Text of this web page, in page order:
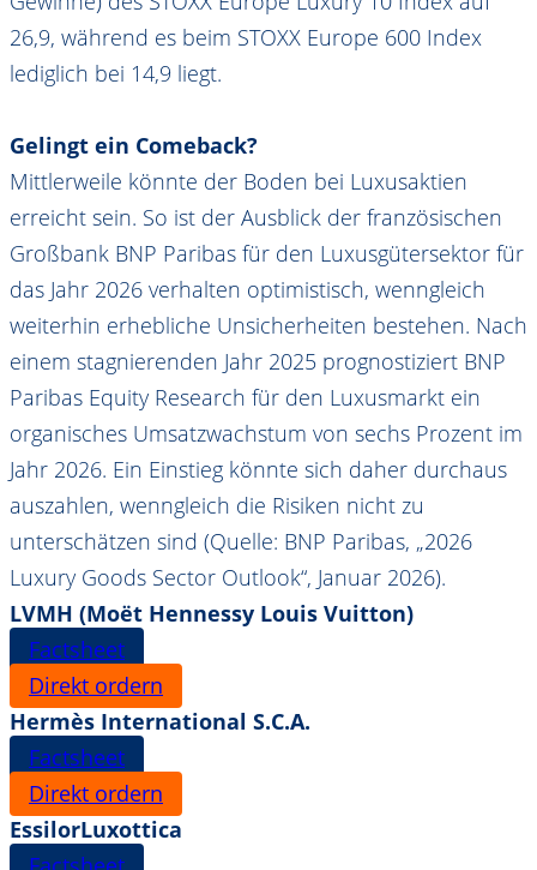
26,9, während es beim STOXX Europe 600 Index
lediglich bei 14,9 liegt.
Gelingt ein Comeback?
Mittlerweile könnte der Boden bei Luxusaktien
erreicht sein. So ist der Ausblick der französischen
Großbank BNP Paribas für den Luxusgütersektor für
das Jahr 2026 verhalten optimistisch, wenngleich
weiterhin erhebliche Unsicherheiten bestehen. Nach
einem stagnierenden Jahr 2025 prognostiziert BNP
Paribas Equity Research für den Luxusmarkt ein
organisches Umsatzwachstum von sechs Prozent im
Jahr 2026. Ein Einstieg könnte sich daher durchaus
auszahlen, wenngleich die Risiken nicht zu
unterschätzen sind (Quelle: BNP Paribas, „2026
Luxury Goods Sector Outlook“, Januar 2026).
LVMH (Moët Hennessy Louis Vuitton)
Factsheet
Direkt ordern
Hermès International S.C.A.
Factsheet
Direkt ordern
EssilorLuxottica